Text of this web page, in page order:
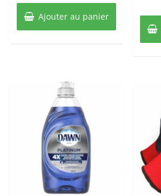
Ajouter au panier